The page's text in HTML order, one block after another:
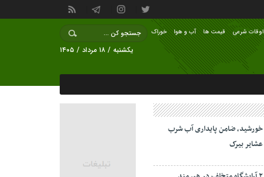
خوراک آب و هوا قیمت ها اوقات شرعی
یکشنبه / ۱۸ مرداد / ۱۴۰۵
خورشید، ضامن پایداری آب شرب
عشایر بیرک